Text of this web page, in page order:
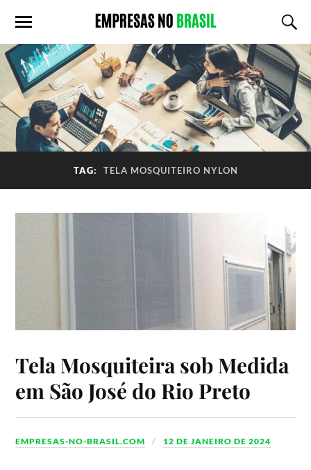
TAG: TELA MOSQUITEIRO NYLON
Tela Mosquiteira sob Medida
em São José do Rio Preto
EMPRESAS-NO-BRASIL.COM 12 DE JANEIRO DE 2024